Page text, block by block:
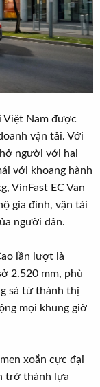
Việt Nam được
vận tải. Với
người với hai
với khoang hành
VinFast EC Van
gia đình, vận tải
người dân.
lần lượt là
2.520 mm, phù
sá từ thành thị
mọi khung giờ
xoắn cực đại
trở thành lựa